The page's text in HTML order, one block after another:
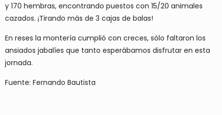
y 170 hembras, encontrando puestos con 15/20 animales
cazados. ¡Tirando más de 3 cajas de balas!
En reses la montería cumplió con creces, sólo faltaron los
ansiados jabalíes que tanto esperábamos disfrutar en esta
jornada.
Fuente: Fernando Bautista